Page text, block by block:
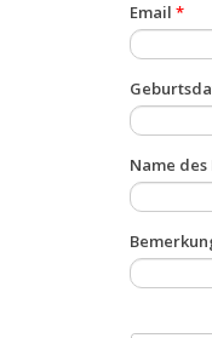
Email *
Name des